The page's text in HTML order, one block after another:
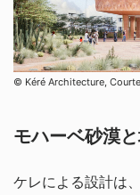
© Kéré Architecture,
モハーベ砂漠
ケレによる設計は